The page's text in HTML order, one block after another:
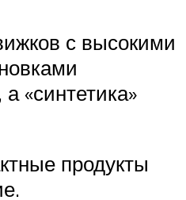
с высокими
«синтетика»
продукты